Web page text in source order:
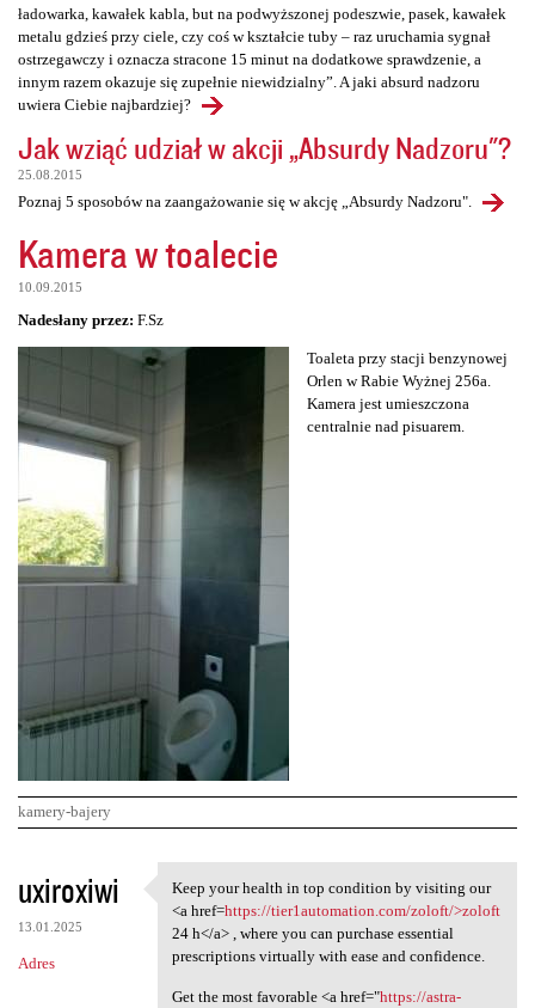
ładowarka, kawałek kabla, but na podwyższonej podeszwie, pasek, kawałek
metalu gdzieś przy ciele, czy coś w kształcie tuby – raz uruchamia sygnał
ostrzegawczy i oznacza stracone 15 minut na dodatkowe sprawdzenie, a
innym razem okazuje się zupełnie niewidzialny”. A jaki absurd nadzoru
uwiera Ciebie najbardziej?
Jak wziąć udział w akcji „Absurdy Nadzoru"?
25.08.2015
Poznaj 5 sposobów na zaangażowanie się w akcję „Absurdy Nadzoru".
Kamera w toalecie
10.09.2015
Nadesłany przez: F.Sz
Toaleta przy stacji benzynowej
Orlen w Rabie Wyżnej 256a.
Kamera jest umieszczona
centralnie nad pisuarem.
kamery-bajery
K
o
m
e
uxiroxiwi
13.01.2025
Adres
Keep your health in top
Keep your health in top condition by visiting our
<a href=https://tier1automation.com/zoloft/>zoloft
24 h</a> , where you can purchase essential
prescriptions virtually with ease and confidence.
Get the most favorable <a href="https://astra-